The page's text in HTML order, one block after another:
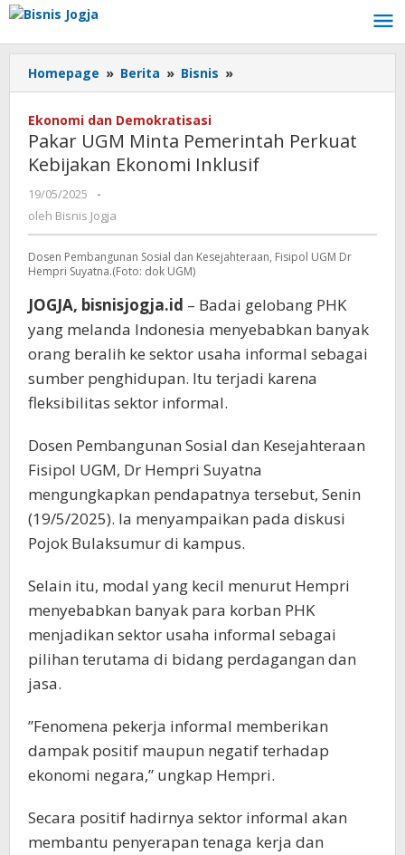
Lewati
konten
Homepage » Berita » Bisnis »
UGM
Pemerintah
Perkuat
Kebijakan
Ekonomi dan Demokratisasi
Pakar UGM Minta Pemerintah Perkuat
Kebijakan Ekonomi Inklusif
19/05/2025
oleh
Bisnis
Jogja
-
oleh Bisnis Jogja
Dosen Pembangunan Sosial dan Kesejahteraan, Fisipol UGM Dr
Hempri Suyatna.(Foto: dok UGM)
JOGJA, bisnisjogja.id – Badai gelobang PHK
yang melanda Indonesia menyebabkan banyak
orang beralih ke sektor usaha informal sebagai
sumber penghidupan. Itu terjadi karena
fleksibilitas sektor informal.
Dosen Pembangunan Sosial dan Kesejahteraan
Fisipol UGM, Dr Hempri Suyatna
mengungkapkan pendapatnya tersebut, Senin
(19/5/2025). Ia menyampaikan pada diskusi
Pojok Bulaksumur di kampus.
Selain itu, modal yang kecil menurut Hempri
menyebabkan banyak para korban PHK
menjadikan sektor usaha informal sebagai
pilihan terutama di bidang perdagangan dan
jasa.
”Fenomena pekerja informal memberikan
dampak positif maupun negatif terhadap
ekonomi negara,” ungkap Hempri.
Secara positif hadirnya sektor informal akan
membantu penyerapan tenaga kerja dan